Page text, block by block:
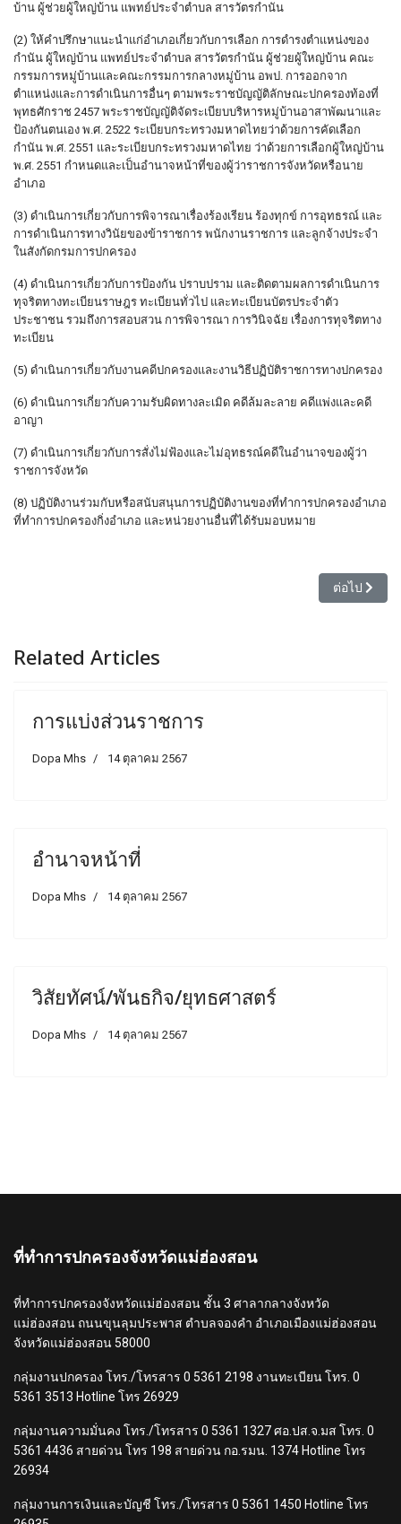
บ้าน ผู้ช่วยผู้ใหญ่บ้าน แพทย์ประจำตำบล สารวัตรกำนัน
(2) ให้คำปรึกษาแนะนำแก่อำเภอเกี่ยวกับการเลือก การดำรงตำแหน่งของ
กำนัน ผู้ใหญ่บ้าน แพทย์ประจำตำบล สารวัตรกำนัน ผู้ช่วยผู้ใหญ่บ้าน คณะ
กรรมการหมู่บ้านและคณะกรรมการกลางหมู่บ้าน อพป. การออกจาก
ตำแหน่งและการดำเนินการอื่นๆ ตามพระราชบัญญัติลักษณะปกครองท้องที่
พุทธศักราช 2457 พระราชบัญญัติจัดระเบียบบริหารหมู่บ้านอาสาพัฒนาและ
ป้องกันตนเอง พ.ศ. 2522 ระเบียบกระทรวงมหาดไทยว่าด้วยการคัดเลือก
กำนัน พ.ศ. 2551 และระเบียบกระทรวงมหาดไทย ว่าด้วยการเลือกผู้ใหญ่บ้าน
พ.ศ. 2551 กำหนดและเป็นอำนาจหน้าที่ของผู้ว่าราชการจังหวัดหรือนาย
อำเภอ
(3) ดำเนินการเกี่ยวกับการพิจารณาเรื่องร้องเรียน ร้องทุกข์ การอุทธรณ์ และ
การดำเนินการทางวินัยของข้าราชการ พนักงานราชการ และลูกจ้างประจำ
ในสังกัดกรมการปกครอง
(4) ดำเนินการเกี่ยวกับการป้องกัน ปราบปราม และติดตามผลการดำเนินการ
ทุจริตทางทะเบียนราษฎร ทะเบียนทั่วไป และทะเบียนบัตรประจำตัว
ประชาชน รวมถึงการสอบสวน การพิจารณา การวินิจฉัย เรื่องการทุจริตทาง
ทะเบียน
(5) ดำเนินการเกี่ยวกับงานคดีปกครองและงานวิธีปฏิบัติราชการทางปกครอง
(6) ดำเนินการเกี่ยวกับความรับผิดทางละเมิด คดีล้มละลาย คดีแพ่งและคดี
อาญา
(7) ดำเนินการเกี่ยวกับการสั่งไม่ฟ้องและไม่อุทธรณ์คดีในอำนาจของผู้ว่า
ราชการจังหวัด
(8) ปฏิบัติงานร่วมกับหรือสนับสนุนการปฏิบัติงานของที่ทำการปกครองอำเภอ
ที่ทำการปกครองกิ่งอำเภอ และหน่วยงานอื่นที่ได้รับมอบหมาย
เนื้อหาถัดไ
ต่อไป
Related Articles
การแบ่งส่วนราชการ
Dopa Mhs 14 ตุลาคม 2567
อำนาจหน้าที่
Dopa Mhs 14 ตุลาคม 2567
วิสัยทัศน์/พันธกิจ/ยุทธศาสตร์
Dopa Mhs 14 ตุลาคม 2567
ที่ทำการปกครองจังหวัดแม่ฮ่องสอน
ที่ทำการปกครองจังหวัดแม่ฮ่องสอน ชั้น 3 ศาลากลางจังหวัด
แม่ฮ่องสอน ถนนขุนลุมประพาส ตำบลจองคำ อำเภอเมืองแม่ฮ่องสอน
จังหวัดแม่ฮ่องสอน 58000
กลุ่มงานปกครอง โทร./โทรสาร 0 5361 2198 งานทะเบียน โทร. 0
5361 3513 Hotline โทร 26929
กลุ่มงานความมั่นคง โทร./โทรสาร 0 5361 1327 ศอ.ปส.จ.มส โทร. 0
5361 4436 สายด่วน โทร 198 สายด่วน กอ.รมน. 1374 Hotline โทร
26934
กลุ่มงานการเงินและบัญชี โทร./โทรสาร 0 5361 1450 Hotline โทร